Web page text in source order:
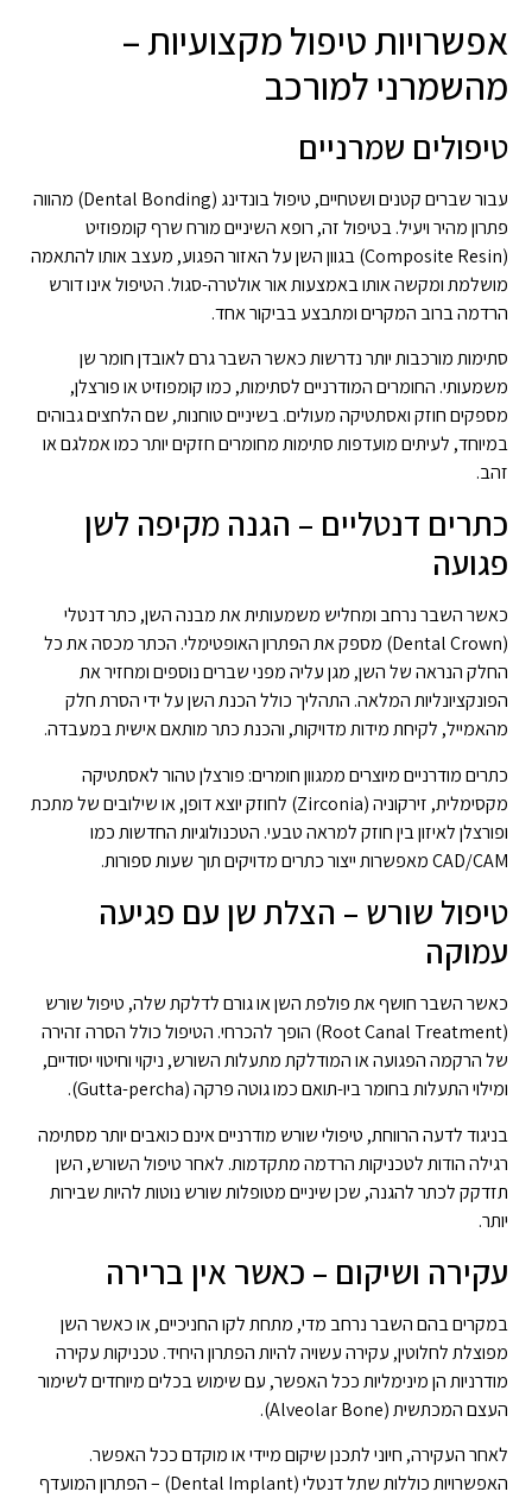
אפשרויות טיפול מקצועיות –
מהשמרני למורכב
טיפולים שמרניים
עבור שברים קטנים ושטחיים, טיפול בונדינג (Dental Bonding) מהווה
פתרון מהיר ויעיל. בטיפול זה, רופא השיניים מורח שרף קומפוזיט
(Composite Resin) בגוון השן על האזור הפגוע, מעצב אותו להתאמה
מושלמת ומקשה אותו באמצעות אור אולטרה-סגול. הטיפול אינו דורש
הרדמה ברוב המקרים ומתבצע בביקור אחד.
סתימות מורכבות יותר נדרשות כאשר השבר גרם לאובדן חומר שן
משמעותי. החומרים המודרניים לסתימות, כמו קומפוזיט או פורצלן,
מספקים חוזק ואסתטיקה מעולים. בשיניים טוחנות, שם הלחצים גבוהים
במיוחד, לעיתים מועדפות סתימות מחומרים חזקים יותר כמו אמלגם או
זהב.
כתרים דנטליים – הגנה מקיפה לשן
פגועה
כאשר השבר נרחב ומחליש משמעותית את מבנה השן, כתר דנטלי
(Dental Crown) מספק את הפתרון האופטימלי. הכתר מכסה את כל
החלק הנראה של השן, מגן עליה מפני שברים נוספים ומחזיר את
הפונקציונליות המלאה. התהליך כולל הכנת השן על ידי הסרת חלק
מהאמייל, לקיחת מידות מדויקות, והכנת כתר מותאם אישית במעבדה.
כתרים מודרניים מיוצרים ממגוון חומרים: פורצלן טהור לאסתטיקה
מקסימלית, זירקוניה (Zirconia) לחוזק יוצא דופן, או שילובים של מתכת
ופורצלן לאיזון בין חוזק למראה טבעי. הטכנולוגיות החדשות כמו
CAD/CAM מאפשרות ייצור כתרים מדויקים תוך שעות ספורות.
טיפול שורש – הצלת שן עם פגיעה
עמוקה
כאשר השבר חושף את פולפת השן או גורם לדלקת שלה, טיפול שורש
(Root Canal Treatment) הופך להכרחי. הטיפול כולל הסרה זהירה
של הרקמה הפגועה או המודלקת מתעלות השורש, ניקוי וחיטוי יסודיים,
ומילוי התעלות בחומר ביו-תואם כמו גוטה פרקה (Gutta-percha).
בניגוד לדעה הרווחת, טיפולי שורש מודרניים אינם כואבים יותר מסתימה
רגילה הודות לטכניקות הרדמה מתקדמות. לאחר טיפול השורש, השן
תזדקק לכתר להגנה, שכן שיניים מטופלות שורש נוטות להיות שבירות
יותר.
עקירה ושיקום – כאשר אין ברירה
במקרים בהם השבר נרחב מדי, מתחת לקו החניכיים, או כאשר השן
מפוצלת לחלוטין, עקירה עשויה להיות הפתרון היחיד. טכניקות עקירה
מודרניות הן מינימליות ככל האפשר, עם שימוש בכלים מיוחדים לשימור
העצם המכתשית (Alveolar Bone).
לאחר העקירה, חיוני לתכנן שיקום מיידי או מוקדם ככל האפשר.
האפשרויות כוללות שתל דנטלי (Dental Implant) – הפתרון המועדף